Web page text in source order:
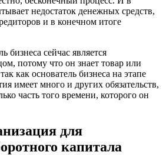
недостаток денежных средств,
и в конечном итоге
бизнеса сейчас является
потому что он знает товар или
как основатель бизнеса на этапе
имеет много и других обязательств,
часть того времени, которого он
для
капитала